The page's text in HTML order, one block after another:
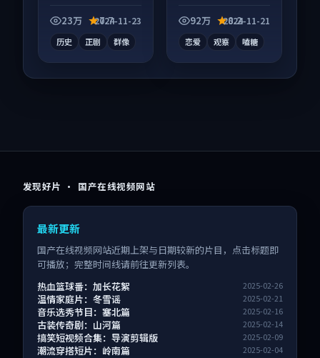
齐全，观感爽快不拖
23万 7.7
2024-11-23
历史 正剧 群像
在线，配乐与镜头配
92万 8.2
2024-11-21
恋爱 观察 嗑糖
发现好片 · 国产在线视频网站
最新更新
国产在线视频网站近期上架与日期较新的片目，点击标题即
可播放；完整时间线请前往更新列表。
热血篮球番：加长花絮
2025-02-26
温情家庭片：冬雪谣 2025-02-21
音乐选秀节目：塞北篇 2025-02-16
古装传奇剧：山河篇 2025-02-14
搞笑短视频合集：导演剪辑版 2025-02-09
潮流穿搭短片：岭南篇 2025-02-04